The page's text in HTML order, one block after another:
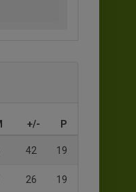
+/- P
42 19
26 19